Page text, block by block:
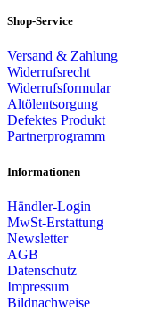
Shop-Service
Versand & Zahlung
Widerrufsrecht
Widerrufsformular
Altölentsorgung
Defektes Produkt
Partnerprogramm
Informationen
Händler-Login
MwSt-Erstattung
Newsletter
AGB
Datenschutz
Impressum
Bildnachweise